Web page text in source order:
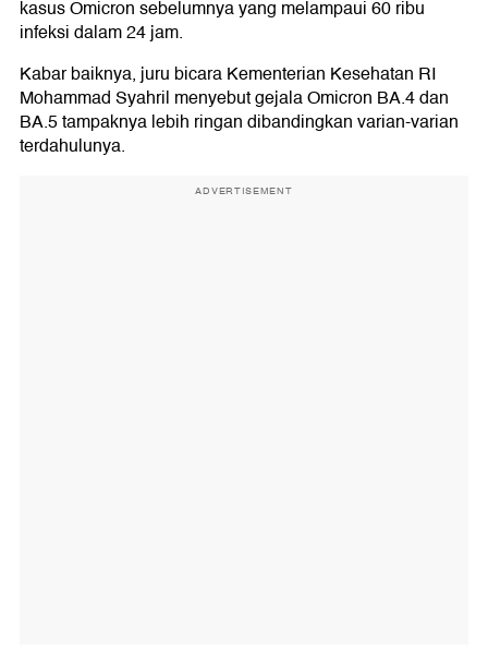
kasus Omicron sebelumnya yang melampaui 60 ribu
infeksi dalam 24 jam.
Kabar baiknya, juru bicara Kementerian Kesehatan RI
Mohammad Syahril menyebut gejala Omicron BA.4 dan
BA.5 tampaknya lebih ringan dibandingkan varian-varian
terdahulunya.
ADVERTISEMENT